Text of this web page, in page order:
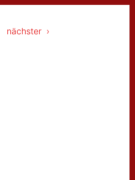
nächster ›